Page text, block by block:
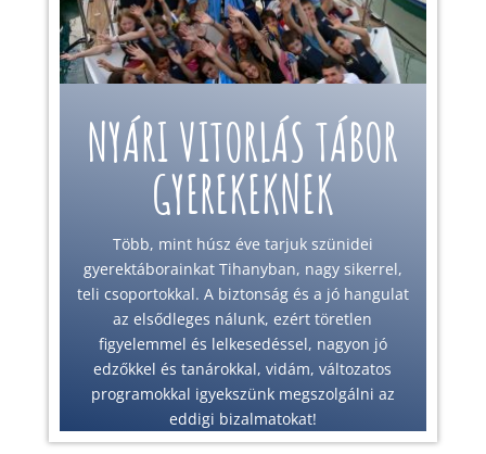
NYÁRI VITORLÁS TÁBOR
GYEREKEKNEK
Több, mint húsz éve tarjuk szünidei
gyerektáborainkat Tihanyban, nagy sikerrel,
teli csoportokkal. A biztonság és a jó hangulat
az elsődleges nálunk, ezért töretlen
figyelemmel és lelkesedéssel, nagyon jó
edzőkkel és tanárokkal, vidám, változatos
programokkal igyekszünk megszolgálni az
eddigi bizalmatokat!